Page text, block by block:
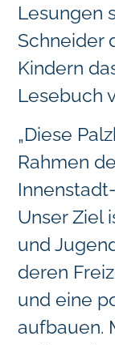
Lesungen
Schneider
Kindern
Lesebuch
„Diese
Rahmen
Unser Ziel
und
deren
und eine
aufbauen.